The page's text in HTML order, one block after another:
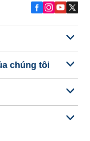
chúng tôi